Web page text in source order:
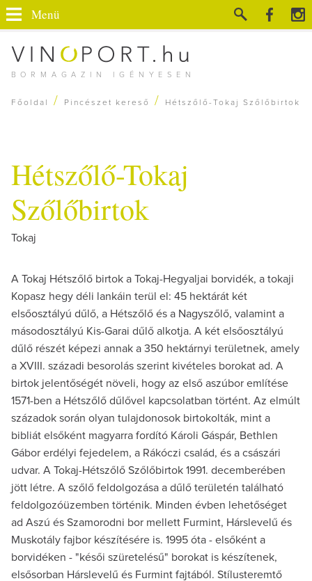
BORMAGAZIN IGÉNYESEN
Menü
Főoldal / Pincészet kereső / Hétszőlő-Tokaj Szőlőbirtok
Hétszőlő-Tokaj
Szőlőbirtok
Tokaj
A Tokaj Hétszőlő birtok a Tokaj-Hegyaljai borvidék, a tokaji
Kopasz hegy déli lankáin terül el: 45 hektárát két
elsőosztályú dűlő, a Hétszőlő és a Nagyszőlő, valamint a
másodosztályú Kis-Garai dűlő alkotja. A két elsőosztályú
dűlő részét képezi annak a 350 hektárnyi területnek, amely
a XVIII. századi besorolás szerint kivételes borokat ad. A
birtok jelentőségét növeli, hogy az első aszúbor említése
1571-ben a Hétszőlő dűlővel kapcsolatban történt. Az elmúlt
századok során olyan tulajdonosok birtokolták, mint a
bibliát elsőként magyarra fordító Károli Gáspár, Bethlen
Gábor erdélyi fejedelem, a Rákóczi család, és a császári
udvar. A Tokaj-Hétszőlő Szőlőbirtok 1991. decemberében
jött létre. A szőlő feldolgozása a dűlő területén található
feldolgozóüzemben történik. Minden évben lehetőséget
ad Aszú és Szamorodni bor mellett Furmint, Hárslevelű és
Muskotály fajbor készítésére is. 1995 óta - elsőként a
borvidéken - "késői szüretelésű" borokat is készítenek,
elsősorban Hárslevelű és Furmint fajtából. Stílusteremtő